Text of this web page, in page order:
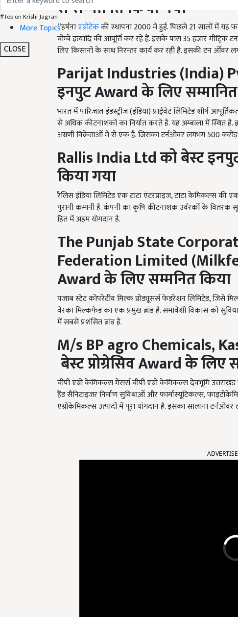
#Top on Krishi Jagran
More Topics
CLOSE
से सम्मानित किया गया
‘‘हर्षनाएग्रोटेककी स्थापना 2000 में हुई. पिछले 21 सालों में यह
बोम्बे इत्यादि की आपूर्ति कर रहे हैं. इसके पास 35 हजार मीट्रिक
लिए किसानों के साथ निरन्तर कार्य कर रही है. इसकी टन र्ओवर
Parijat Industries (India)
इनपुटAwardके लिए
भारत में पारिजात इंडस्ट्रीज (इंडिया) प्राईवेट लिमिटेड शीर्ष
से अधिक कीटनाशकों का निर्यात करते है. यह अम्बाला में स्थित
अग्रणी विक्रेताओं में से एक है. जिसका टर्नओवर लगभग 500
Rallis India Ltdकोबेस्ट
किया गया
रैलिस इंडिया लिमिटेड एक टाटा एंटरप्राइज, टाटा केमिकल्स
पुरानी कम्पनी है. कंपनी का कृषि कीटनाशक उर्वरकों के वितरक
हित में अहम योगदान है.
The Punjab State
Federation Limited
Awardके लिए सम्मनित किया
पंजाब स्टेट कोपरेटीव मिल्क प्रोड्यूसर्स फेडरेशन लिमिटेड, जिसे
वेरका मिल्कफेड का एक प्रमुख ब्रांड है. समावेशी विकास को
में सबसे प्रशंसित ब्रांड है.
M/s BP agro Chemicals,
बेस्ट प्रोग्रेसिवAwardके लिए
बीपी एग्रो केमिकल्स मेसर्स बीपी एग्रो केमिकल्स देवभूमि
हैंड सैनिटाइजर निर्माण सुविधाओं और फार्मास्यूटिकल्स,
एग्रोकेमिकल्स उत्पादों में पूरा यांगदान है. इसका सालाना